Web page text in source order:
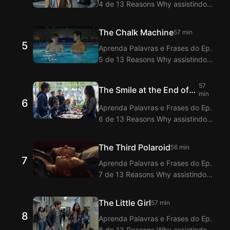
de 13 Reasons Why com a função
4 de 13 Reasons Why assistindo
Langflix! O Langflix oferece
tradução dos Diálogos do Ep. 4
de 13 Reasons Why com a função
5
The Chalk Machine57 min
Aprenda Palavras e Frases do Ep.
5 de 13 Reasons Why assistindo
Langflix! O Langflix oferece
tradução dos Diálogos do Ep. 5
de 13 Reasons Why com a função
6
The Smile at the End of
57
min
Aprenda Palavras e Frases do Ep.
6 de 13 Reasons Why assistindo
Langflix! O Langflix oferece
tradução dos Diálogos do Ep. 6
de 13 Reasons Why com a função
7
The Third Polaroid56 min
Aprenda Palavras e Frases do Ep.
7 de 13 Reasons Why assistindo
Langflix! O Langflix oferece
tradução dos Diálogos do Ep. 7
8
The Little Girl57 min
Aprenda Palavras e Frases do Ep.